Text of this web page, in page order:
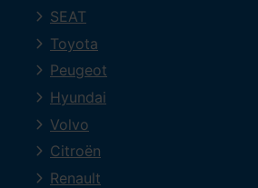
SEAT
Toyota
Peugeot
Hyundai
Volvo
Citroën
Renault